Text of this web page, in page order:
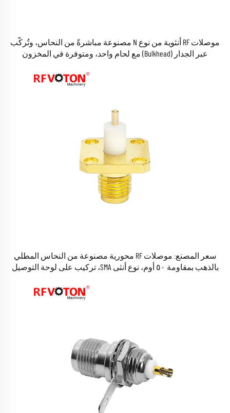
موصلات RF أنثوية من نوع N مصنوعة مباشرةً من النحاس، وتُركَّب
عبر الجدار (Bulkhead) مع لحام واحد، ومتوفرة في المخزون
سعر المصنع: موصلات RF محورية مصنوعة من النحاس المطلي
بالذهب بمقاومة ٥٠ أوم، نوع أنثى SMA، تركيب على لوحة التوصيل